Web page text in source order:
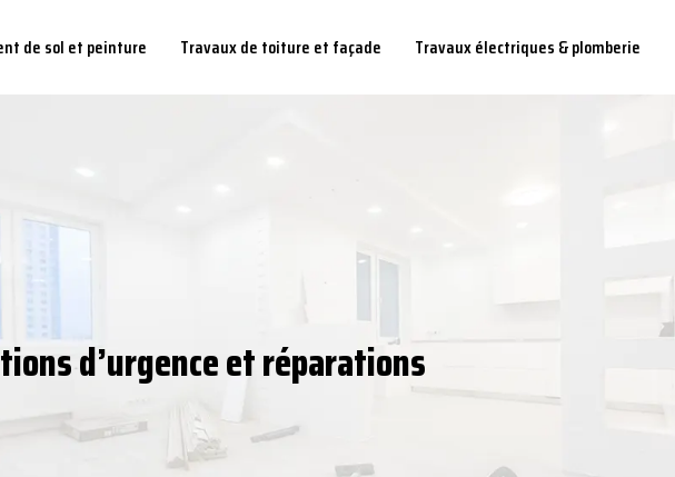
de sol et peinture Travaux de toiture et façade Travaux électriques & plomberie
d’urgence et réparations